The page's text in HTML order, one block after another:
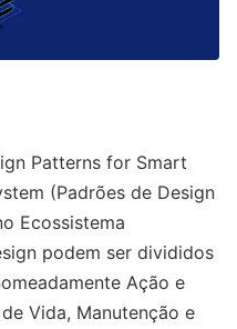
Patterns for Smart
(Padrões de Design
Ecossistema
podem ser divididos
Ação e
Vida, Manutenção e